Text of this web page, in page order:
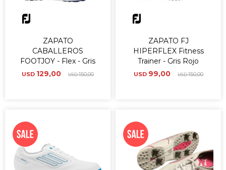
ZAPATO
CABALLEROS
FOOTJOY - Flex - Gris
USD 129,00 USD150,00
ZAPATO FJ
HIPERFLEX Fitness
Trainer - Gris Rojo
USD 99,00 USD150,00